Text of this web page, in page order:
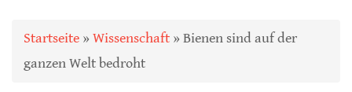
Sie sind hier
Startseite » Wissenschaft » Bienen sind auf der
ganzen Welt bedroht